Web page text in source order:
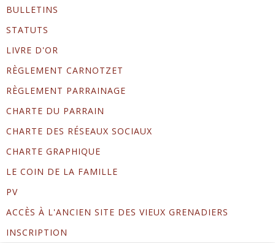
BULLETINS
STATUTS
LIVRE D'OR
RÈGLEMENT CARNOTZET
RÈGLEMENT PARRAINAGE
CHARTE DU PARRAIN
CHARTE DES RÉSEAUX SOCIAUX
CHARTE GRAPHIQUE
LE COIN DE LA FAMILLE
PV
ACCÈS À L'ANCIEN SITE DES VIEUX GRENADIERS
INSCRIPTION